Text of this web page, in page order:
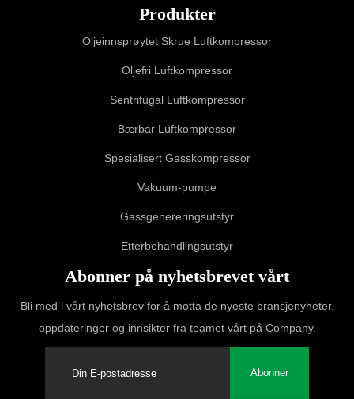
Produkter
Oljeinnsprøytet Skrue Luftkompressor
Oljefri Luftkompressor
Sentrifugal Luftkompressor
Bærbar Luftkompressor
Spesialisert Gasskompressor
Vakuum-pumpe
Gassgenereringsutstyr
Etterbehandlingsutstyr
Abonner på nyhetsbrevet vårt
Bli med i vårt nyhetsbrev for å motta de nyeste bransjenyheter,
oppdateringer og innsikter fra teamet vårt på Company.
Abonner